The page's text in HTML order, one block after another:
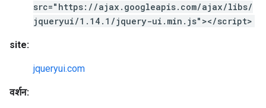
src="https://ajax.googleapis.com/ajax/libs/
jqueryui/1.14.1/jquery-ui.min.js"></script>
site:
jqueryui.com
वर्शन: